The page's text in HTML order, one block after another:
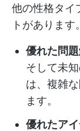
他の性格タイ
トがあります
優れた問
そして未
は、複雑
ます。
優れたア